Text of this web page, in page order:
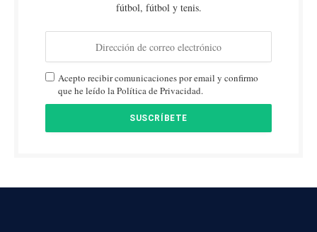
fútbol, fútbol y tenis.
Acepto recibir comunicaciones por email y confirmo
que he leído la Política de Privacidad.